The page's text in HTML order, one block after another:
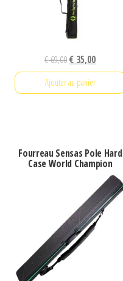
€69,00Le
prix
initial
€ 35,00Le
prix
Ajouter au panier
Fourreau Sensas Pole Hard
Case World Champion